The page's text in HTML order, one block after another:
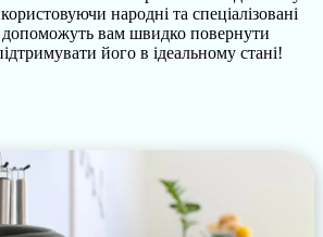
народні та спеціалізовані
вам швидко повернути
його в ідеальному стані!